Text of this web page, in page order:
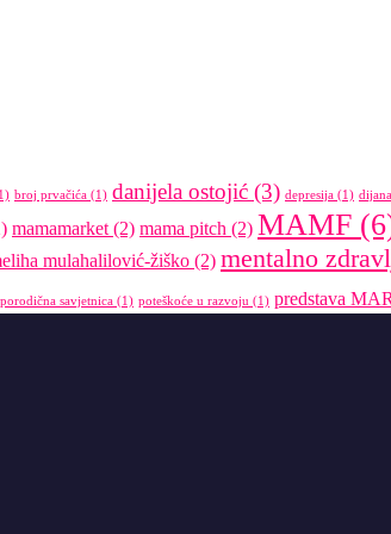
broj prvačića (1) danijela ostojić (3) depresija (1)
mamamarket (2) mama pitch (2) MAMF
mulahalilović-žiško (2) mentalno
porodična savjetnica (1) poteškoće u razvoju (1) predstava